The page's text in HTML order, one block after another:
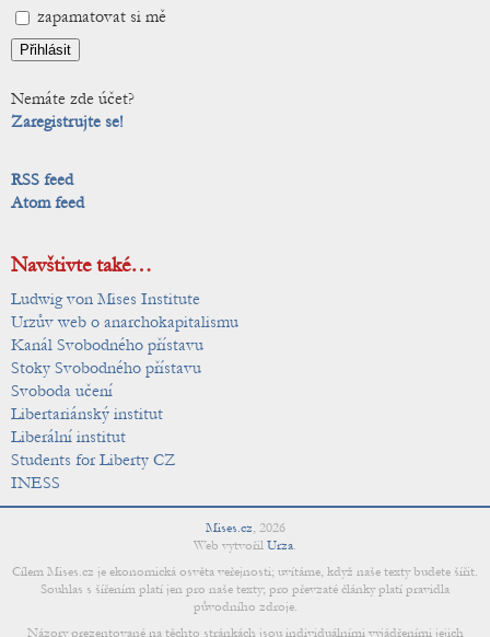
zapamatovat si mě
Nemáte zde účet?
Zaregistrujte se!
RSS feed
Atom feed
Navštivte také…
Ludwig von Mises Institute
Urzův web o anarchokapitalismu
Kanál Svobodného přístavu
Stoky Svobodného přístavu
Svoboda učení
Libertariánský institut
Liberální institut
Students for Liberty CZ
INESS
Mises.cz, 2026
Web vytvořil Urza.
Cílem Mises.cz je ekonomická osvěta veřejnosti; uvítáme, když naše texty budete šířit.
Souhlas s šířením platí jen pro naše texty; pro převzaté články platí pravidla
původního zdroje.
Názory prezentované na těchto stránkách jsou individuálními vyjádřeními jejich